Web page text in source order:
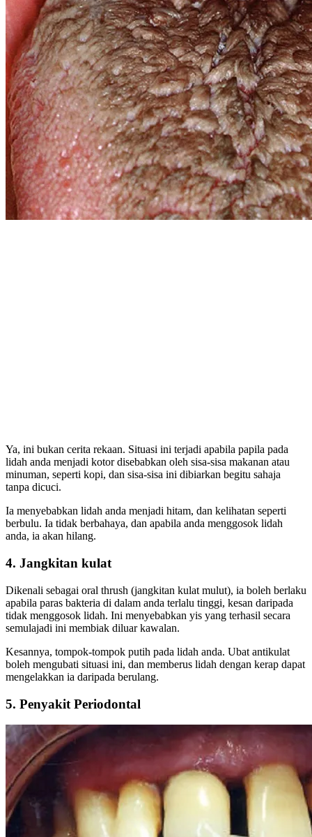
Ya, ini bukan cerita rekaan. Situasi ini terjadi apabila papila pada
lidah anda menjadi kotor disebabkan oleh sisa-sisa makanan atau
minuman, seperti kopi, dan sisa-sisa ini dibiarkan begitu sahaja
tanpa dicuci.
Ia menyebabkan lidah anda menjadi hitam, dan kelihatan seperti
berbulu. Ia tidak berbahaya, dan apabila anda menggosok lidah
anda, ia akan hilang.
4. Jangkitan kulat
Dikenali sebagai oral thrush (jangkitan kulat mulut), ia boleh berlaku
apabila paras bakteria di dalam anda terlalu tinggi, kesan daripada
tidak menggosok lidah. Ini menyebabkan yis yang terhasil secara
semulajadi ini membiak diluar kawalan.
Kesannya, tompok-tompok putih pada lidah anda. Ubat antikulat
boleh mengubati situasi ini, dan memberus lidah dengan kerap dapat
mengelakkan ia daripada berulang.
5. Penyakit Periodontal